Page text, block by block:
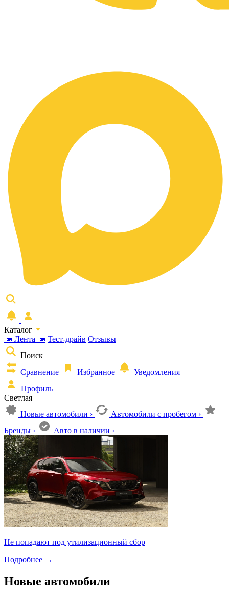
Каталог
📣 Лента 📣 Тест-драйв Отзывы
Поиск
Сравнение
Избранное
Уведомления
Профиль
Светлая
Новые автомобили › Автомобили с пробегом ›
Бренды › Авто в наличии ›
Не попадают под утилизационный сбор
Подробнее →
Новые автомобили